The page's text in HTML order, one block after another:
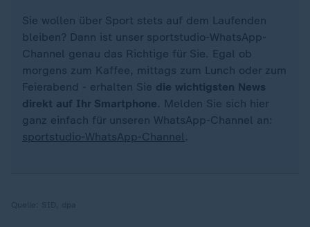
Sie wollen über Sport stets auf dem Laufenden
bleiben? Dann ist unser sportstudio-WhatsApp-
Channel genau das Richtige für Sie. Egal ob
morgens zum Kaffee, mittags zum Lunch oder zum
Feierabend - erhalten Sie die wichtigsten News
direkt auf Ihr Smartphone. Melden Sie sich hier
ganz einfach für unseren WhatsApp-Channel an:
sportstudio-WhatsApp-Channel.